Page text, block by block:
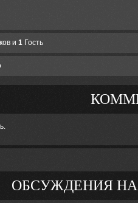
и 1Гость
ОБСУЖДЕНИЯ